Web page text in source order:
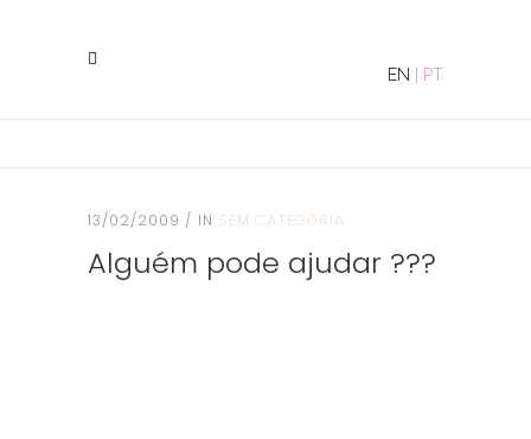
EN PT
13/02/2009 IN SEM CATEGORIA
Alguém pode ajudar ???